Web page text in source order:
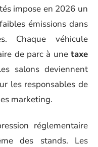
impose en 2026 un
émissions dans
Chaque véhicule
de parc à une taxe
salons deviennent
les responsables de
marketing.
réglementaire
des stands. Les